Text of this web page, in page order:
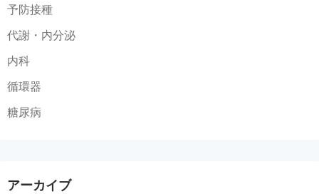
予防接種
代謝・内分泌
内科
循環器
糖尿病
アーカイブ